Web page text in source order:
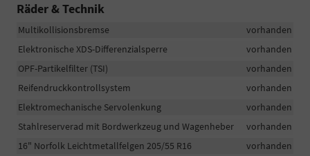
Räder & Technik
Multikollisionsbremse
vorhanden
Elektronische XDS-Differenzialsperre
vorhanden
OPF-Partikelfilter (TSI)
vorhanden
Reifendruckkontrollsystem
vorhanden
Elektromechanische Servolenkung
vorhanden
Stahlreserverad mit Bordwerkzeug und Wagenheber
vorhanden
16" Norfolk Leichtmetallfelgen 205/55 R16
vorhanden